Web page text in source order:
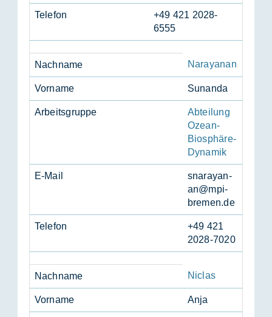
Te­le­fon
+49 421 2028-
6555
Nach­na­me Narayanan
Vor­na­me Sun­an­da
Ar­beits­grup­pe
Abteilung
Ozean-
Biosphäre-
Dynamik
E-Mail
snara­ya­n­
an@mpi-
bre­men.de
Te­le­fon
+49 421
2028-7020
Nach­na­me Niclas
Vor­na­me Anja